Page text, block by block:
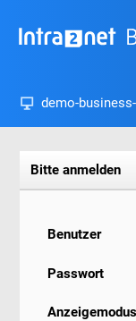
demo-
Bitte anmelden
Benutzer
Passwort
Anzeigemodus